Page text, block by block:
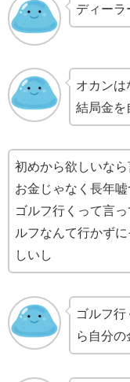
ディーラ
オカンは
結局金を
初めから欲しいなら
お金じゃなく長年
ゴルフ行くって言
ルフなんて行かず
しいし
ゴルフ
ら自分の